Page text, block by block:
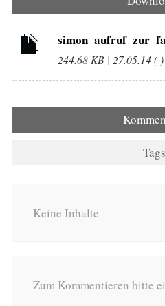
244.68 KB | 27.05.14 ( )
Tags
Keine Inhalte
Zum Kommentieren bitte